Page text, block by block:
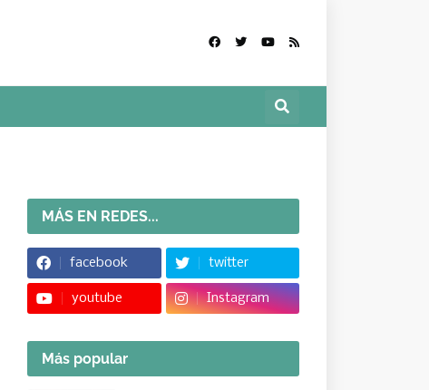
MÁS EN REDES...
facebook twitter
youtube Instagram
Más popular